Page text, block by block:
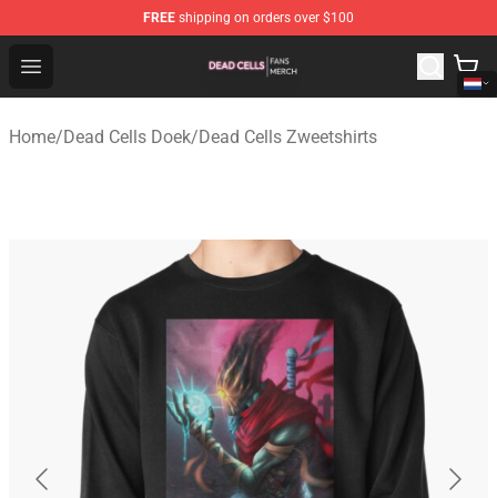
FREE shipping on orders over $100
Open menu
Dead Cells Shop - Official Dead Cells Merchandise Store
Home/Dead Cells Doek/Dead Cells Zweetshirts